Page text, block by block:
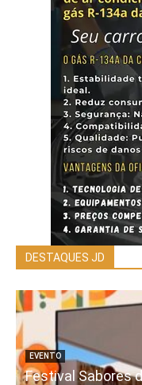
DESTAQUES JD
EVENTO
Festival Sabores